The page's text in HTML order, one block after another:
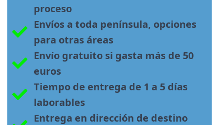
proceso
Envíos a toda península, opciones
para otras áreas
Envío gratuito si gasta más de 50
euros
Tiempo de entrega de 1 a 5 días
laborables
Entrega en dirección de destino